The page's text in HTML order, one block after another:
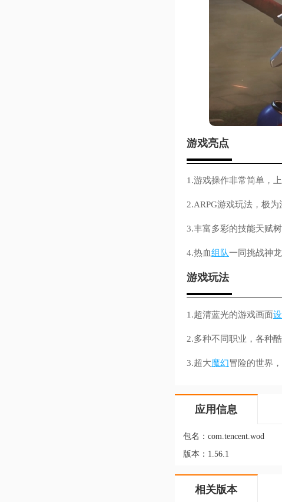
游戏亮点
1.游戏操作非常简单，
2.ARPG游戏玩法，极为
3.丰富多彩的技能天赋
4.热血组队一同挑战神
游戏玩法
1.超清蓝光的游戏画面
2.多种不同职业，各种
3.超大魔幻冒险的世界
应用信息
包名：com.tencent.wod
版本： 1.56.1
相关版本